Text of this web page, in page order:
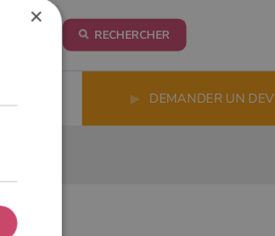
RECHERCHER
▶ DEMANDER UN
×